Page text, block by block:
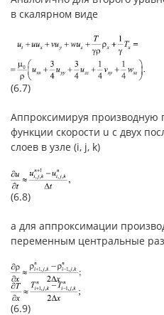
в скалярном виде
(6.7)
Аппроксимируя производную
функции скорости u с двух
слоев в узле (i, j, k)
(6.8)
а для аппроксимации
переменным центральные
(6.9)